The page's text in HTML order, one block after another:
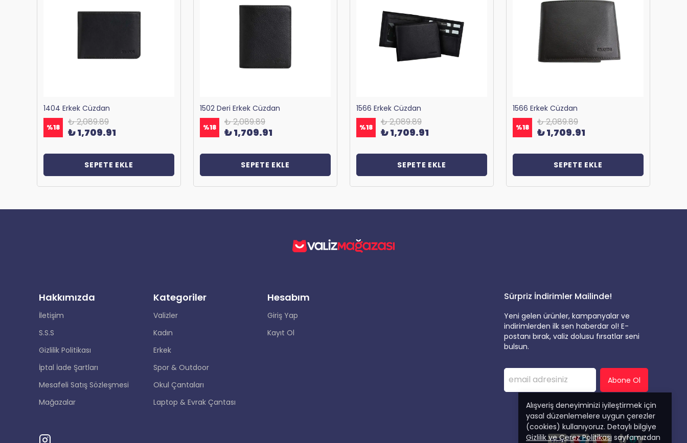
Alışveriş deneyiminizi iyileştirmek için
yasal düzenlemelere uygun çerezler
(cookies) kullanıyoruz. Detaylı bilgiye
Gizlilik ve Çerez Politikası sayfamızdan
1404 Erkek Cüzdan
%18 ₺ 2,089.89
₺ 1,709.91
SEPETE EKLE
1502 Deri Erkek Cüzdan
%18 ₺ 2,089.89
₺ 1,709.91
SEPETE EKLE
1566 Erkek Cüzdan
%18 ₺ 2,089.89
₺ 1,709.91
SEPETE EKLE
1566 Erkek Cüzdan
%18 ₺ 2,089.89
₺ 1,709.91
SEPETE EKLE
Hakkımızda
İletişim
S.S.S
Gizlilik Politikası
İptal İade Şartları
Mesafeli Satış Sözleşmesi
Mağazalar
Kategoriler
Valizler
Kadın
Erkek
Spor & Outdoor
Okul Çantaları
Laptop & Evrak Çantası
Hesabım
Giriş Yap
Kayıt Ol
Sürpriz İndirimler Mailinde!
Yeni gelen ürünler, kampanyalar ve
indirimlerden ilk sen haberdar ol! E-
postanı bırak, valiz dolusu fırsatlar seni
bulsun.
Abone Ol